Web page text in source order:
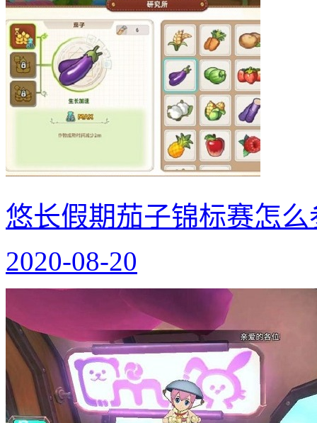
悠长假期茄子锦标赛怎
2020-08-20